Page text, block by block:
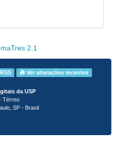
2.1
Ver alterações recentes
da USP
Térreo
SP - Brasil